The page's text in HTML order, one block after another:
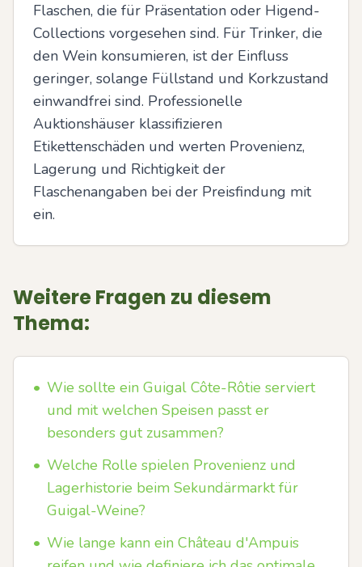
Flaschen, die für Präsentation oder Higend-
Collections vorgesehen sind. Für Trinker, die
den Wein konsumieren, ist der Einfluss
geringer, solange Füllstand und Korkzustand
einwandfrei sind. Professionelle
Auktionshäuser klassifizieren
Etikettenschäden und werten Provenienz,
Lagerung und Richtigkeit der
Flaschenangaben bei der Preisfindung mit
ein.
Weitere Fragen zu diesem
Thema:
• Wie sollte ein Guigal Côte-Rôtie serviert
und mit welchen Speisen passt er
besonders gut zusammen?
• Welche Rolle spielen Provenienz und
Lagerhistorie beim Sekundärmarkt für
Guigal-Weine?
• Wie lange kann ein Château d'Ampuis